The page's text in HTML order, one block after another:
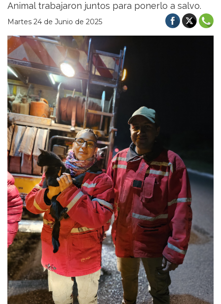
Animal trabajaron juntos para ponerlo a salvo.
Martes 24 de Junio de 2025